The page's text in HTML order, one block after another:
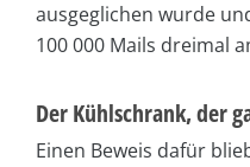
ausgeglichen wurde
100 000 Mails dreimal
Der Kühlschrank, der
Einen Beweis dafür